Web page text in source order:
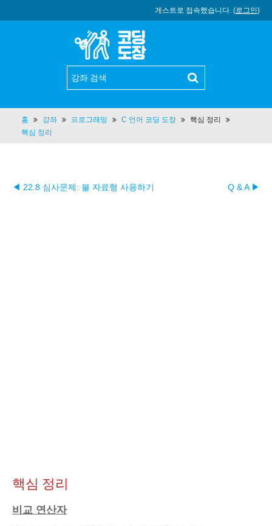
게스트로 접속했습니다. (로그인)
홈 강좌 프로그래밍 C 언어 코딩 도장
핵심 정리
핵심 정리
◀ 22.8 심사문제: 불 자료형 사용하기 Q & A ▶︎
핵심 정리
비교 연산자